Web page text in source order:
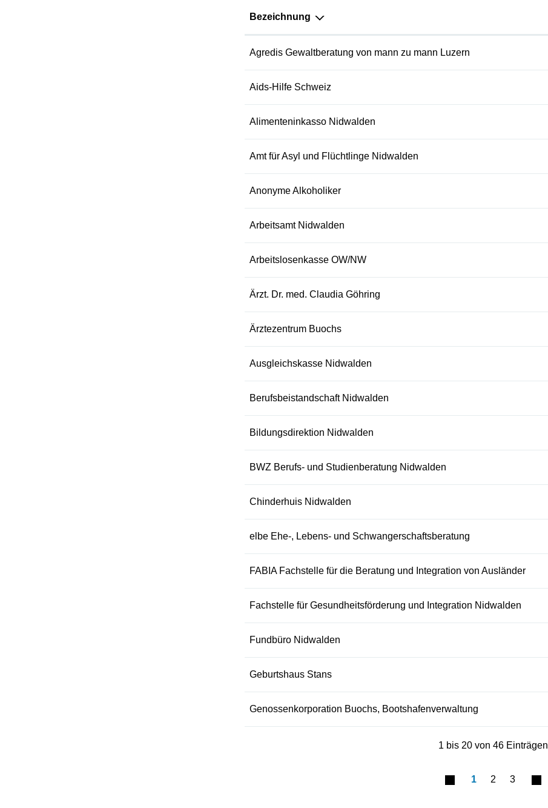
Bezeichnung
Agredis Gewaltberatung von mann zu mann Luzern
Aids-Hilfe Schweiz
Alimenteninkasso Nidwalden
Amt für Asyl und Flüchtlinge Nidwalden
Anonyme Alkoholiker
Arbeitsamt Nidwalden
Arbeitslosenkasse OW/NW
Ärzt. Dr. med. Claudia Göhring
Ärztezentrum Buochs
Ausgleichskasse Nidwalden
Berufsbeistandschaft Nidwalden
Bildungsdirektion Nidwalden
BWZ Berufs- und Studienberatung Nidwalden
Chinderhuis Nidwalden
elbe Ehe-, Lebens- und Schwangerschaftsberatung
FABIA Fachstelle für die Beratung und Integration von Ausländer
Fachstelle für Gesundheitsförderung und Integration Nidwalden
Fundbüro Nidwalden
Geburtshaus Stans
Genossenkorporation Buochs, Bootshafenverwaltung
1 bis 20 von 46 Einträgen
1 2 3